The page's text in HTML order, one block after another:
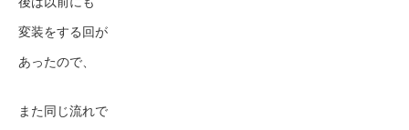
変装をする回が
あったので、
また同じ流れで